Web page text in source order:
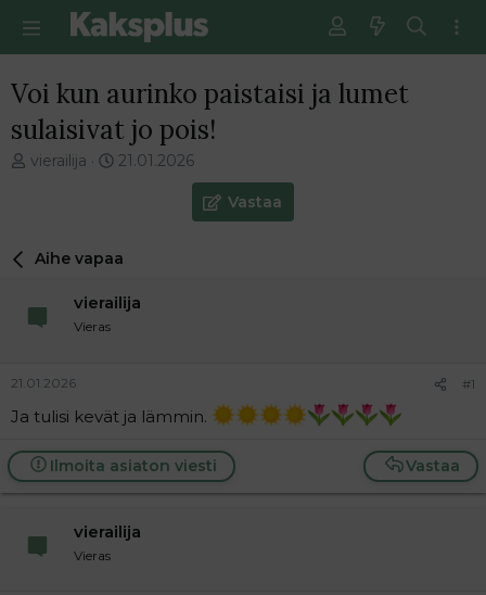
Voi kun aurinko paistaisi ja lumet
sulaisivat jo pois!
V
e
t
n
a
o
i
t
j
vierailija
E
m
i
e
s
t
i
21.01.2026
Vastaa
Aihe vapaa
vierailija
Vieras
21.01.2026 #1
Ja tulisi kevät ja lämmin.
Vastaa
Ilmoita asiaton viesti
vierailija
Vieras